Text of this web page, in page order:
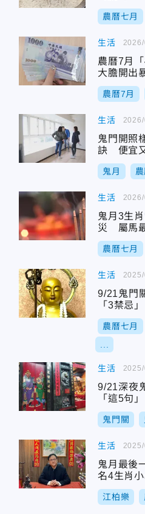
農曆七月
生活
農曆7月
大膽開出
農曆7月
生活
鬼門開照
訣 便宜
鬼月
生活
鬼月3生
災 屬馬
農曆七月
生活
9/21鬼門
「3禁忌
農曆七月
生活
9/21深夜
「這5句」
鬼門關
生活
鬼月最後
名4生肖小
江柏樂